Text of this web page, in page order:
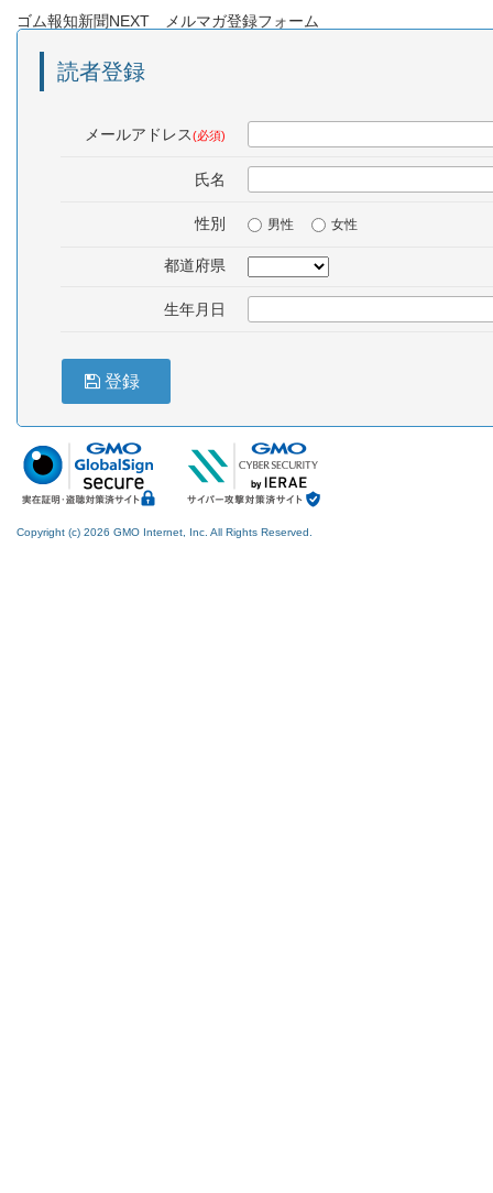
ゴム報知新聞NEXT メルマガ登録フォーム
読者登録
メールアドレス(必須)
氏名
性別 男性 女性
都道府県
生年月日
登録
Copyright (c) 2026 GMO Internet, Inc. All Rights Reserved.